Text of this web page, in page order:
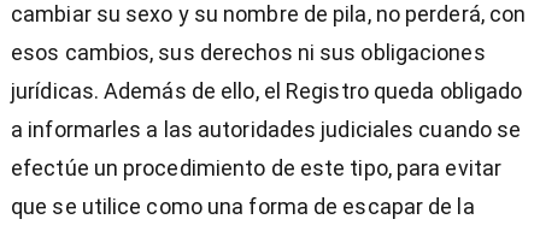
cambiar su sexo y su nombre de pila, no perderá, con
esos cambios, sus derechos ni sus obligaciones
jurídicas. Además de ello, el Registro queda obligado
a informarles a las autoridades judiciales cuando se
efectúe un procedimiento de este tipo, para evitar
que se utilice como una forma de escapar de la